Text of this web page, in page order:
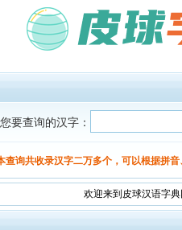
要查询的汉字：
查询共收录汉字二万多个，可以根据拼音
欢迎来到皮球汉语字典